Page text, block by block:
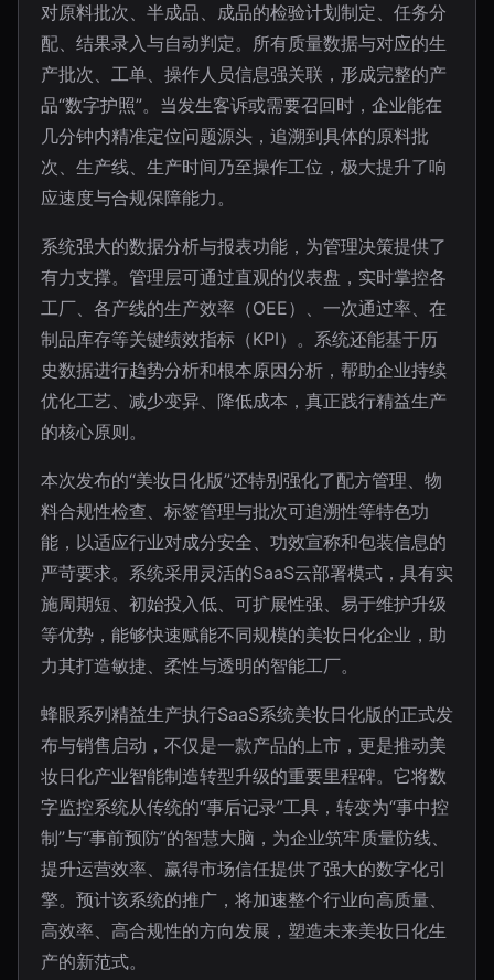
对原料批次、半成品、成品的检验计划制定、任务分
配、结果录入与自动判定。所有质量数据与对应的生
产批次、工单、操作人员信息强关联，形成完整的产
品“数字护照”。当发生客诉或需要召回时，企业能在
几分钟内精准定位问题源头，追溯到具体的原料批
次、生产线、生产时间乃至操作工位，极大提升了响
应速度与合规保障能力。
系统强大的数据分析与报表功能，为管理决策提供了
有力支撑。管理层可通过直观的仪表盘，实时掌控各
工厂、各产线的生产效率（OEE）、一次通过率、在
制品库存等关键绩效指标（KPI）。系统还能基于历
史数据进行趋势分析和根本原因分析，帮助企业持续
优化工艺、减少变异、降低成本，真正践行精益生产
的核心原则。
本次发布的“美妆日化版”还特别强化了配方管理、物
料合规性检查、标签管理与批次可追溯性等特色功
能，以适应行业对成分安全、功效宣称和包装信息的
严苛要求。系统采用灵活的SaaS云部署模式，具有实
施周期短、初始投入低、可扩展性强、易于维护升级
等优势，能够快速赋能不同规模的美妆日化企业，助
力其打造敏捷、柔性与透明的智能工厂。
蜂眼系列精益生产执行SaaS系统美妆日化版的正式发
布与销售启动，不仅是一款产品的上市，更是推动美
妆日化产业智能制造转型升级的重要里程碑。它将数
字监控系统从传统的“事后记录”工具，转变为“事中控
制”与“事前预防”的智慧大脑，为企业筑牢质量防线、
提升运营效率、赢得市场信任提供了强大的数字化引
擎。预计该系统的推广，将加速整个行业向高质量、
高效率、高合规性的方向发展，塑造未来美妆日化生
产的新范式。